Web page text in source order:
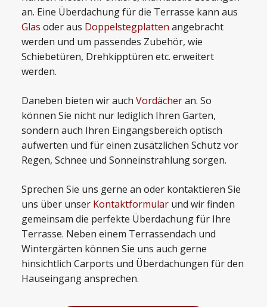
an. Eine Überdachung für die Terrasse kann aus
Glas oder aus Doppelstegplatten angebracht
werden und um passendes Zubehör, wie
Schiebetüren, Drehkipptüren etc. erweitert
werden.
Daneben bieten wir auchVordächeran. So
können Sie nicht nur lediglich Ihren Garten,
sondern auch Ihren Eingangsbereich optisch
aufwerten und für einen zusätzlichen Schutz vor
Regen, Schnee und Sonneinstrahlung sorgen.
Sprechen Sie uns gerne an oder kontaktieren Sie
uns über unser Kontaktformular und wir finden
gemeinsam die perfekte Überdachung für Ihre
Terrasse. Neben einem Terrassendach und
Wintergärten können Sie uns auch gerne
hinsichtlich Carports und Überdachungen für den
Hauseingang ansprechen.